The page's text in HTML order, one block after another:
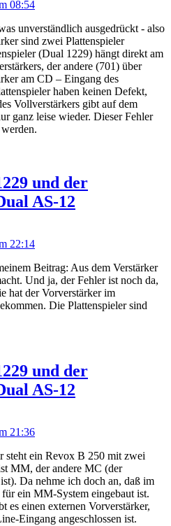
08:54
unverständlich ausgedrückt - also
sind zwei Plattenspieler
(Dual 1229) hängt direkt am
der andere (701) über
am CD – Eingang des
haben keinen Defekt,
Vollverstärkers gibt auf dem
ganz leise wieder. Dieser Fehler
und der
AS-12
22:14
Beitrag: Aus dem Verstärker
Und ja, der Fehler ist noch da,
hat der Vorverstärker im
Die Plattenspieler sind
und der
AS-12
21:36
steht ein Revox B 250 mit zwei
MM, der andere MC (der
Da nehme ich doch an, daß im
ein MM-System eingebaut ist.
es einen externen Vorverstärker,
Eingang angeschlossen ist.